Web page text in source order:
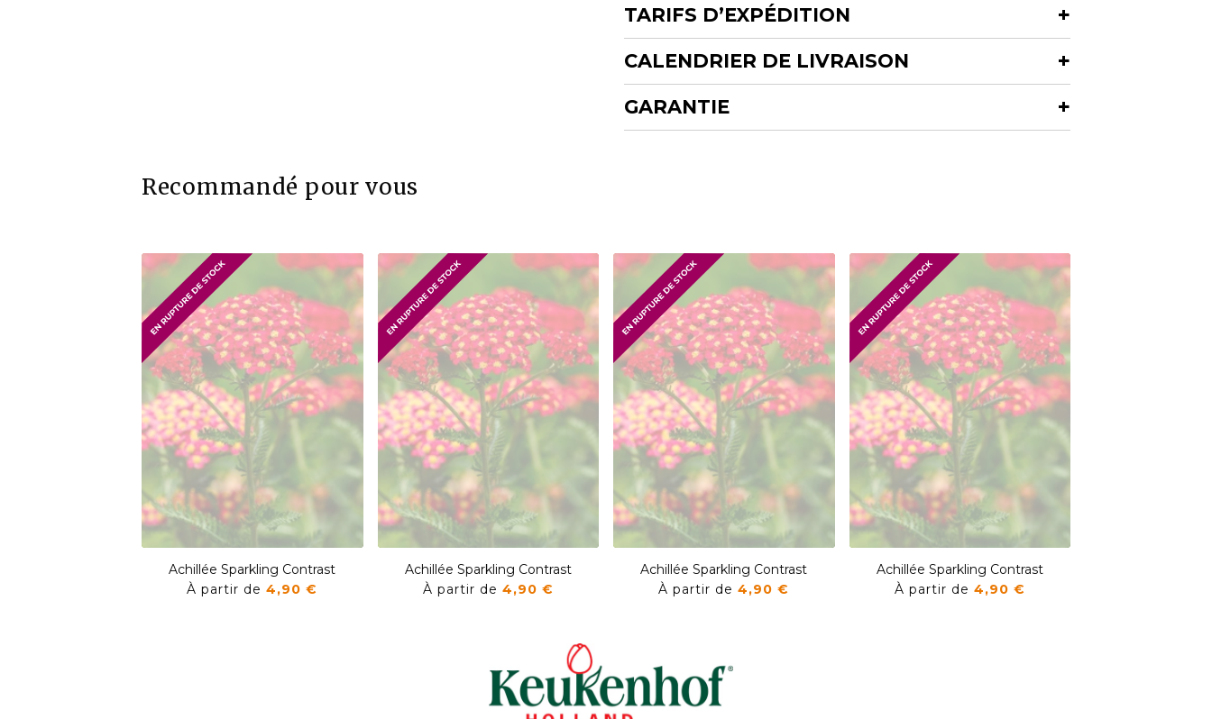
TARIFS D’EXPÉDITION
CALENDRIER DE LIVRAISON
GARANTIE
Recommandé pour vous
Achillée Sparkling Contrast
À partir de4,90 €
Achillée Sparkling Contrast
À partir de 4,90 €
Achillée Sparkling Contrast
À partir de4,90 €
Achillée Sparkling Contrast
À partir de 4,90 €